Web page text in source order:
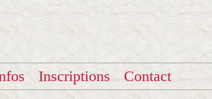
Inscriptions Contact